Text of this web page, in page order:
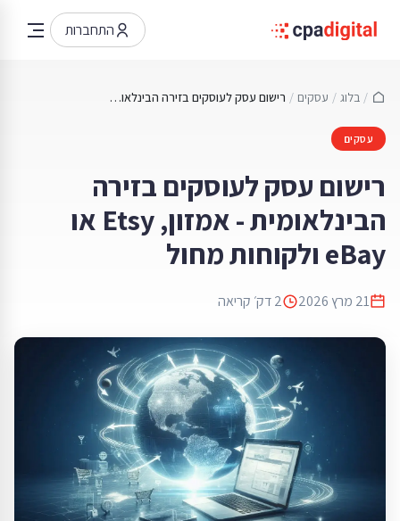
התחברות
/ בלוג / עסקים / רישום עסק לעוסקים בזירה הבינלאומית - אמזון, Etsy או eBay ולקוחות מחול
עסקים
רישום עסק לעוסקים בזירה
הבינלאומית - אמזון, Etsy או
eBay ולקוחות מחול
21 מרץ 2026 2דק׳ קריאה